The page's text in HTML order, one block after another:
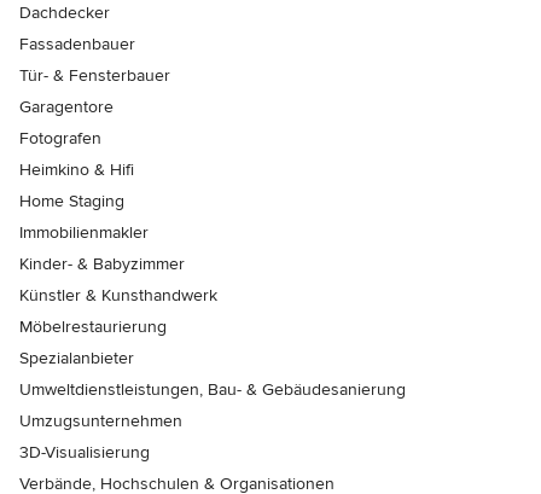
Dachdecker
Fassadenbauer
Tür- & Fensterbauer
Garagentore
Fotografen
Heimkino & Hifi
Home Staging
Immobilienmakler
Kinder- & Babyzimmer
Künstler & Kunsthandwerk
Möbelrestaurierung
Spezialanbieter
Umweltdienstleistungen, Bau- & Gebäudesanierung
Umzugsunternehmen
3D-Visualisierung
Verbände, Hochschulen & Organisationen